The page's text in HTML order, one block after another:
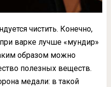
чистить. Конечно,
варке лучше «мундир»
образом можно
полезных веществ.
медали: в такой